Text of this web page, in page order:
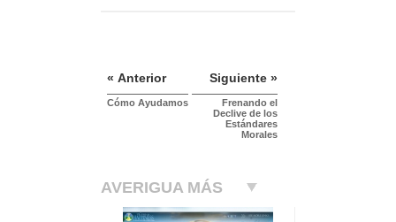
« Anterior
Cómo Ayudamos
Siguiente »
Frenando el
Declive de los
Estándares
Morales
AVERIGUA MÁS